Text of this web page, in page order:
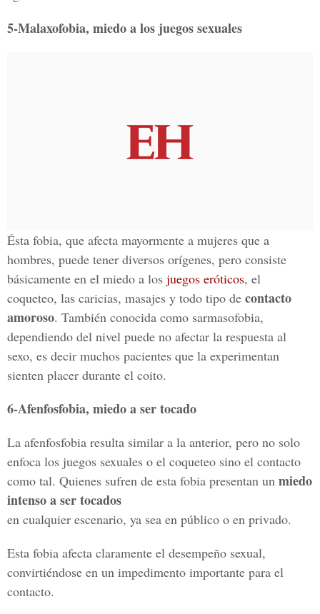
5-Malaxofobia, miedo a los juegos sexuales
Ésta fobia, que afecta mayormente a mujeres que a
hombres, puede tener diversos orígenes, pero consiste
básicamente en el miedo a los juegos eróticos, el
coqueteo, las caricias, masajes y todo tipo de contacto
amoroso. También conocida como sarmasofobia,
dependiendo del nivel puede no afectar la respuesta al
sexo, es decir muchos pacientes que la experimentan
sienten placer durante el coito.
6-Afenfosfobia, miedo a ser tocado
La afenfosfobia resulta similar a la anterior, pero no solo
enfoca los juegos sexuales o el coqueteo sino el contacto
como tal. Quienes sufren de esta fobia presentan un miedo
intenso a ser tocados
en cualquier escenario, ya sea en público o en privado.
Esta fobia afecta claramente el desempeño sexual,
convirtiéndose en un impedimento importante para el
contacto.